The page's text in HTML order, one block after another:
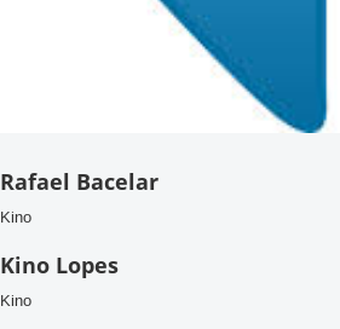
Rafael Bacelar
Kino
Kino Lopes
Kino